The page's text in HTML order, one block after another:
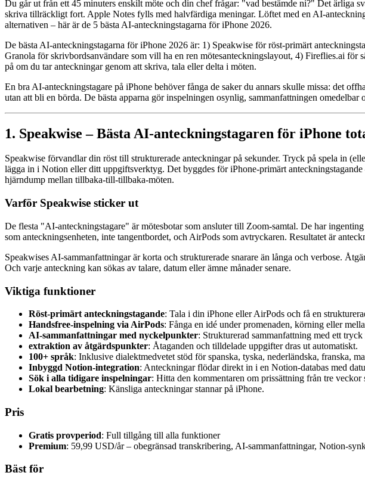
Du går ut från ett 45 minuters enskilt möte och din chef frågar: "vad bestämde ni?" Det ärliga
skriva tillräckligt fort. Apple Notes fylls med halvfärdiga meningar. Löftet med en AI-
alternativen – här är de 5 bästa AI-anteckningstagarna för iPhone 2026.
De bästa AI-anteckningstagarna för iPhone 2026 är: 1) Speakwise för röst-primärt
Granola för skrivbordsanvändare som vill ha en ren mötesanteckningslayout, 4) Fireflies.ai
på om du tar anteckningar genom att skriva, tala eller delta i möten.
En bra AI-anteckningstagare på iPhone behöver fånga de saker du annars skulle missa: det
utan att bli en börda. De bästa apparna gör inspelningen osynlig, sammanfattningen
1. Speakwise – Bästa AI-anteckningstagaren för iPhone
Speakwise förvandlar din röst till strukturerade anteckningar på sekunder. Tryck på spela in
lägga in i Notion eller ditt uppgiftsverktyg. Det byggdes för iPhone-primärt
hjärndump mellan tillbaka-till-tillbaka-möten.
Varför Speakwise sticker ut
De flesta "AI-anteckningstagare" är mötesbotar som ansluter till Zoom-samtal. De har
som anteckningsenheten, inte tangentbordet, och AirPods som avtryckaren. Resultatet är
Speakwises AI-sammanfattningar är korta och strukturerade snarare än långa och verbose.
Och varje anteckning kan sökas av talare, datum eller ämne månader senare.
Viktiga funktioner
Röst-primärt anteckningstagande: Tala i din iPhone eller AirPods och få en
Handsfree-inspelning via AirPods: Fånga en idé under promenaden, körning eller
AI-sammanfattningar med nyckelpunkter: Strukturerad sammanfattning med ett
extraktion av åtgärdspunkter: Åtaganden och tilldelade uppgifter dras ut automatiskt.
100+ språk: Inklusive dialektmedvetet stöd för spanska, tyska, nederländska, franska,
Inbyggd Notion-integration: Anteckningar flödar direkt in i en Notion-databas med
Sök i alla tidigare inspelningar: Hitta den kommentaren om prissättning från tre
Lokal bearbetning: Känsliga anteckningar stannar på iPhone.
Pris
Gratis provperiod: Full tillgång till alla funktioner
Premium: 59,99 USD/år – obegränsad transkribering, AI-sammanfattningar, Notion-
Bäst för